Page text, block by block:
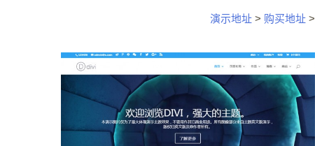
演示地址 > 购买地址 >